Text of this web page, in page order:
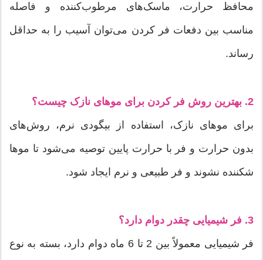
محافظ حرارت، ماسک‌های مرطوب‌کننده و فاصله
مناسب بین دفعات فر کردن می‌توان آسیب را به حداقل
رساند.
2. بهترین روش فر کردن برای موهای نازک چیست؟
برای موهای نازک، استفاده از بیگودی نرم، روش‌های
بدون حرارت و فر با حرارت پایین توصیه می‌شود تا موها
شکننده نشوند و فر طبیعی و نرم ایجاد شود.
3. فر شیمیایی چقدر دوام دارد؟
فر شیمیایی معمولاً بین 2 تا 6 ماه دوام دارد، بسته به نوع